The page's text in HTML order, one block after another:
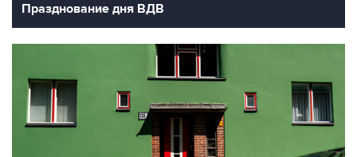
Празднование дня ВДВ